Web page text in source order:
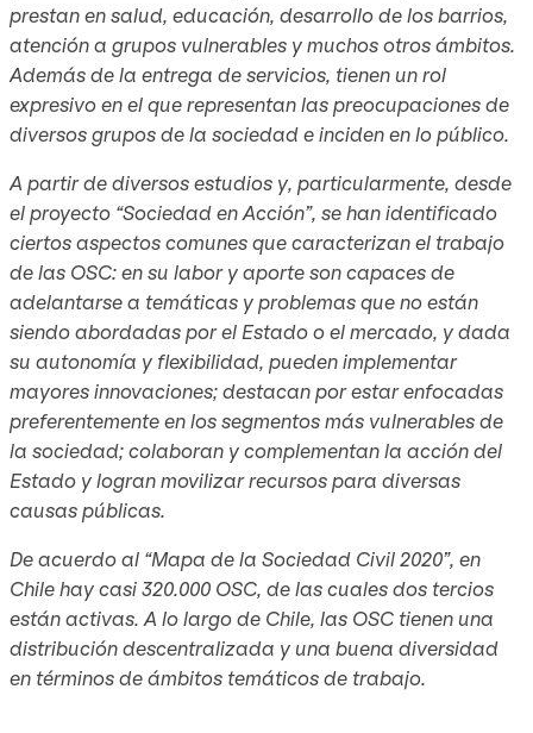
prestan en salud, educación, desarrollo de los barrios,
atención a grupos vulnerables y muchos otros ámbitos.
Además de la entrega de servicios, tienen un rol
expresivo en el que representan las preocupaciones de
diversos grupos de la sociedad e inciden en lo público.
A partir de diversos estudios y, particularmente, desde
el proyecto “Sociedad en Acción”, se han identificado
ciertos aspectos comunes que caracterizan el trabajo
de las OSC: en su labor y aporte son capaces de
adelantarse a temáticas y problemas que no están
siendo abordadas por el Estado o el mercado, y dada
su autonomía y flexibilidad, pueden implementar
mayores innovaciones; destacan por estar enfocadas
preferentemente en los segmentos más vulnerables de
la sociedad; colaboran y complementan la acción del
Estado y logran movilizar recursos para diversas
causas públicas.
De acuerdo al “Mapa de la Sociedad Civil 2020”, en
Chile hay casi 320.000 OSC, de las cuales dos tercios
están activas. A lo largo de Chile, las OSC tienen una
distribución descentralizada y una buena diversidad
en términos de ámbitos temáticos de trabajo.